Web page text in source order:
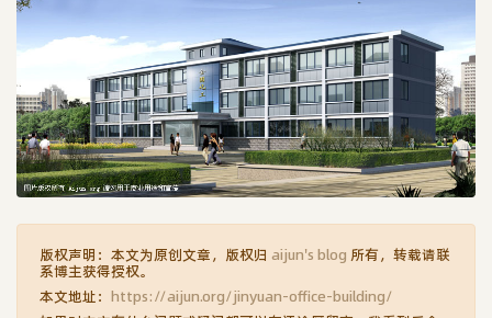
版权声明：本文为原创文章，版权归 aijun's blog 所有，转载请联
系博主获得授权。
本文地址： https://aijun.org/jinyuan-office-building/